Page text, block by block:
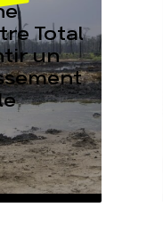
Total
un